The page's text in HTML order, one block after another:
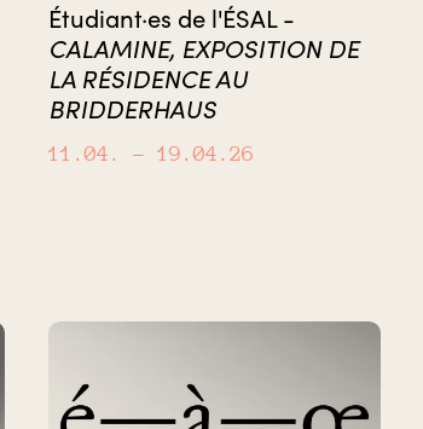
Étudiant·es de l'ÉSAL -
CALAMINE, EXPOSITION DE
LA RÉSIDENCE AU
BRIDDERHAUS
11.04. – 19.04.26